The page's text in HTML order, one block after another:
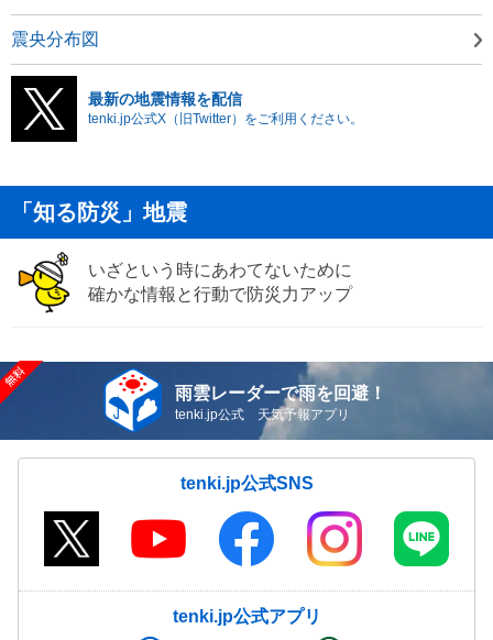
震央分布図
最新の地震情報を配信
tenki.jp公式X（旧Twitter）をご利用ください。
「知る防災」地震
いざという時にあわてないために
確かな情報と行動で防災力アップ
雨雲レーダーで雨を回避！
tenki.jp公式 天気予報アプリ
tenki.jp公式SNS
tenki.jp公式アプリ